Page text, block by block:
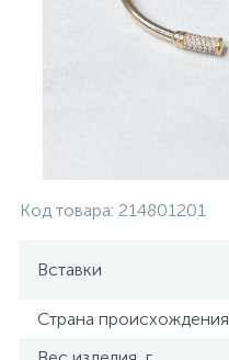
Код товара: 214801201
Вставки
Страна происхождения
Серебряные колье